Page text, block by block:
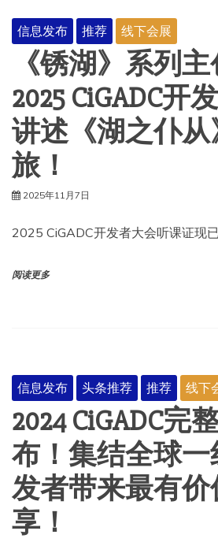
信息发布 推荐 线下会展
《锈湖》系列
2025 CiGADC开
讲述《湖之仆
旅！
2025年11月7日
2025 CiGADC开发者大会听课证现
阅读更多
信息发布 头条推荐 推荐 线下
2024 CiGADC完
布！集结全球
发者带来最有
享！